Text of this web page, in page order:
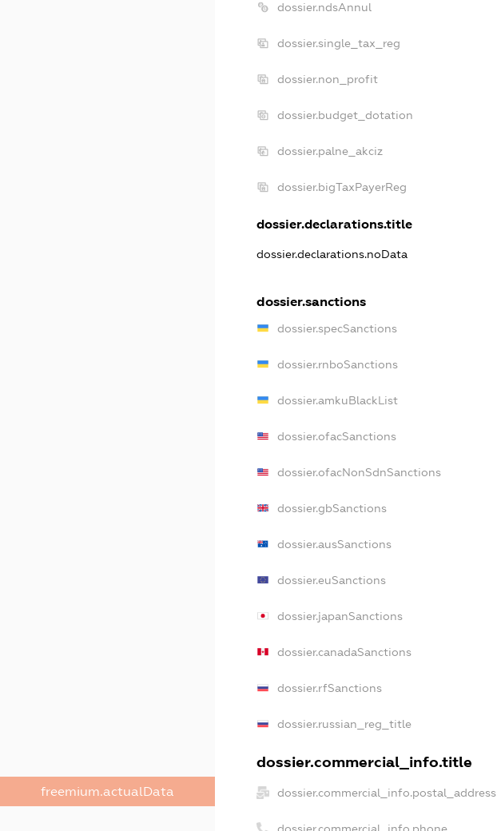
freemium.actualData
dossier.ndsAnnul
dossier.single_tax_reg
dossier.non_profit
dossier.budget_dotation
dossier.palne_akciz
dossier.bigTaxPayerReg
dossier.declarations.title
dossier.declarations.noData
dossier.sanctions
dossier.specSanctions
dossier.rnboSanctions
dossier.amkuBlackList
dossier.ofacSanctions
dossier.ofacNonSdnSanctions
dossier.gbSanctions
dossier.ausSanctions
dossier.euSanctions
dossier.japanSanctions
dossier.canadaSanctions
dossier.rfSanctions
dossier.russian_reg_title
dossier.commercial_info.title
dossier.commercial_info.postal_address
dossier.commercial_info.phone